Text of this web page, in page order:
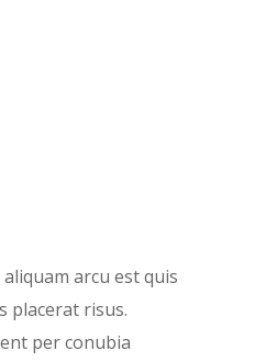
arcu est quis
placerat risus.
per conubia